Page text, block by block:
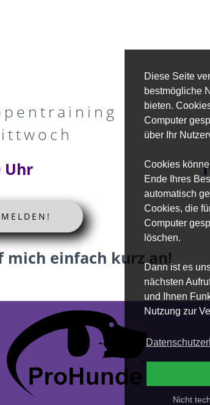
Diese Seite
bestmögliche
bieten.
Computer
über Ihr
Cookies
Ende Ihres
automatisch
Cookies, die
Computer
löschen.
Dann ist es
nächsten
und Ihnen
Nutzung zur
Nicht
Uhr
einfach kurz an!